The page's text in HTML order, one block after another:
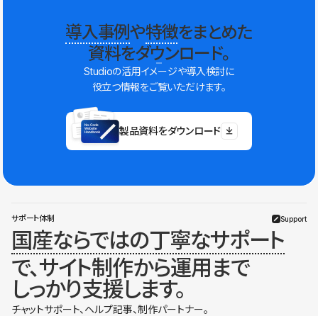
導入事例や特徴をまとめた
資料をダウンロード。
Studioの活用イメージや導入検討に
役立つ情報をご覧いただけます。
製品資料をダウンロード
サポート体制 Support
国産ならではの丁寧なサポート
で、サイト制作から運用まで
しっかり支援します。
チャットサポート、ヘルプ記事、制作パートナー。